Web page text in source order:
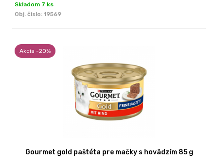
Skladom 7 ks
Obj. čislo: 19569
Akcia -20%
Gourmet gold paštéta pre mačky s hovädzím 85 g